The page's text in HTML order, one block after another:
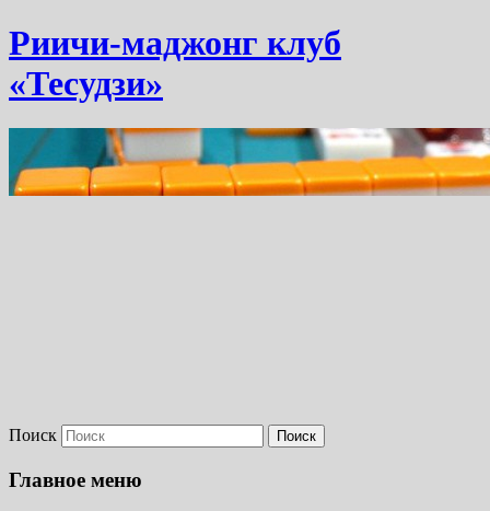
Риичи-маджонг клуб
«Тесудзи»
Поиск
Главное меню